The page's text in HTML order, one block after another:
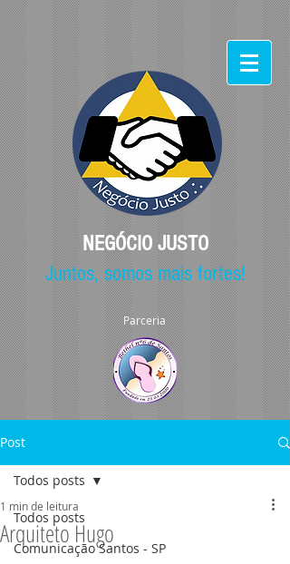
NEGÓCIO JUSTO
Juntos, somos mais fortes!
Parceria
Post
Todos posts
Comunicação Santos - SP
Todos posts
Arquiteto Hugo
1 min de leitura